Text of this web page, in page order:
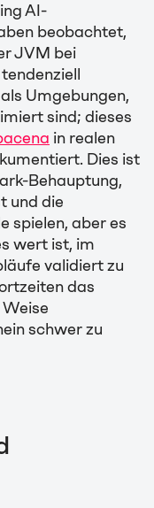
AI-
beobachtet,
JVM bei
Umgebungen,
sind; dieses
in realen
Dies ist
Behauptung,
und die
spielen, aber es
wert ist, im
validiert zu
das
schwer zu